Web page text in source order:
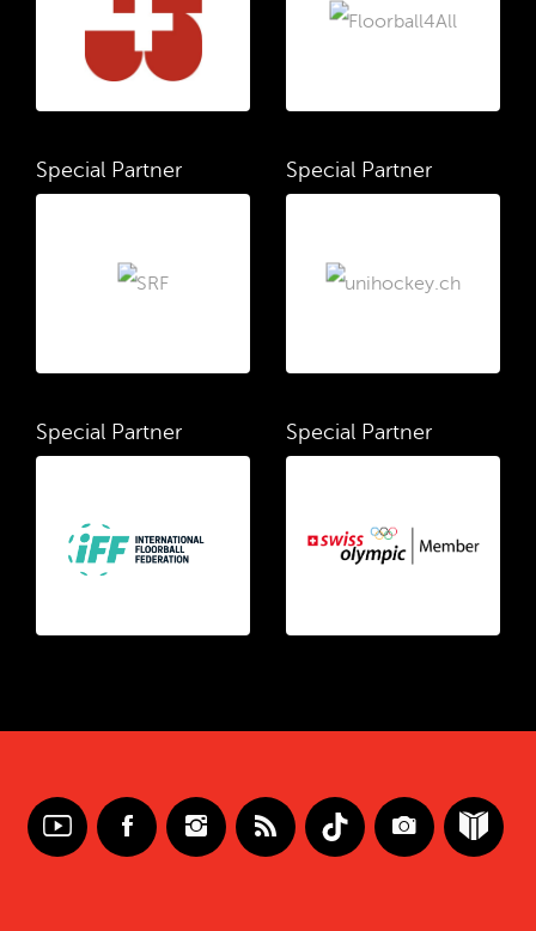
Special Partner Special Partner
Special Partner Special Partner